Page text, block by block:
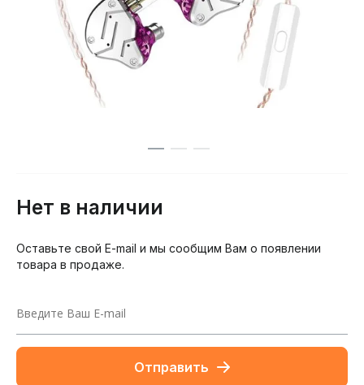
Нет в наличии
Оставьте свой E-mail и мы сообщим Вам о появлении
товара в продаже.
Отправить